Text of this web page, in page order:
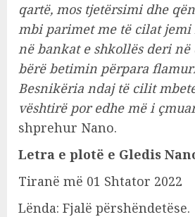
qartë, mos tjetërsimi dhe
mbi parimet me të cilat
në bankat e shkollës deri
bërë betimin përpara
Besnikëria ndaj të cilit
vështirë por edhe më i
shprehur Nano.
Letra e plotë e Gledis
Tiranë më 01 Shtator 2022
Lënda: Fjalë përshëndetëse.